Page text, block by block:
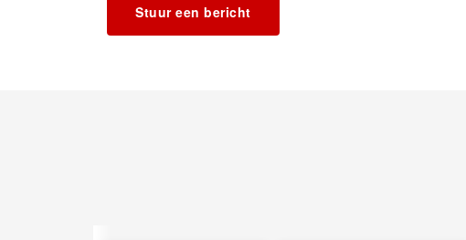
Stuur een bericht